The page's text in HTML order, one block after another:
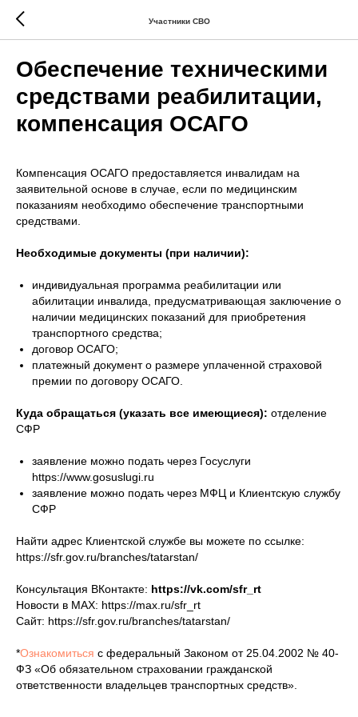
Участники СВО
Обеспечение техническими
средствами реабилитации,
компенсация ОСАГО
Компенсация ОСАГО предоставляется инвалидам на
заявительной основе в случае, если по медицинским
показаниям необходимо обеспечение транспортными
средствами.
Необходимые документы (при наличии):
индивидуальная программа реабилитации или
абилитации инвалида, предусматривающая заключение о
наличии медицинских показаний для приобретения
транспортного средства;
договор ОСАГО;
платежный документ о размере уплаченной страховой
премии по договору ОСАГО.
Куда обращаться (указать все имеющиеся): отделение
СФР
заявление можно подать через Госуслуги
https://www.gosuslugi.ru
заявление можно подать через МФЦ и Клиентскую службу
СФР
Найти адрес Клиентской службе вы можете по ссылке:
https://sfr.gov.ru/branches/tatarstan/
Консультация ВКонтакте: https://vk.com/sfr_rt
Новости в МАХ: https://max.ru/sfr_rt
Сайт: https://sfr.gov.ru/branches/tatarstan/
*Ознакомиться с федеральный Законом от 25.04.2002 № 40-
ФЗ «Об обязательном страховании гражданской
ответственности владельцев транспортных средств».